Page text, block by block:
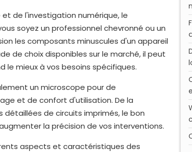
de l'investigation numérique, le
soyez un professionnel chevronné ou un
les composants minuscules d'un appareil
de choix disponibles sur le marché, il peut
mieux à vos besoins spécifiques.
un microscope pour de
et de confort d'utilisation. De la
de circuits imprimés, le bon
la précision de vos interventions.
aspects et caractéristiques des